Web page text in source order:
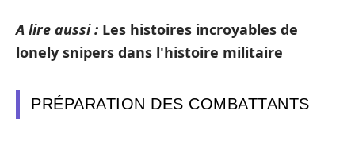
A lire aussi : Les histoires incroyables de
lonely snipers dans l'histoire militaire
PRÉPARATION DES COMBATTANTS